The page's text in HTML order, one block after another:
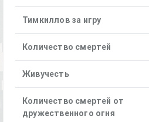
Тимкиллов за игру
Количество смертей
Живучесть
Количество смертей от
дружественного огня